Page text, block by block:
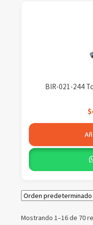
BIR-021-244
$
Mostrando 1–16 de 70